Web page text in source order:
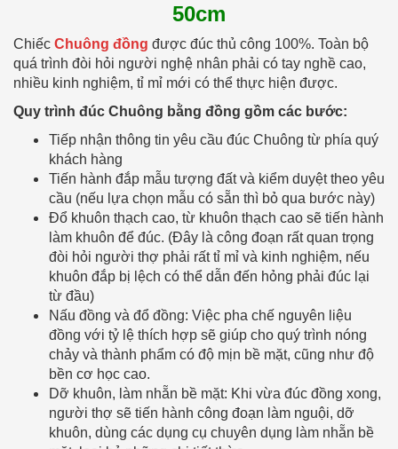
50cm
Chiếc Chuông đồng được đúc thủ công 100%. Toàn bộ
quá trình đòi hỏi người nghệ nhân phải có tay nghề cao,
nhiều kinh nghiệm, tỉ mỉ mới có thể thực hiện được.
Quy trình đúc Chuông bằng đồng gồm các bước:
Tiếp nhận thông tin yêu cầu đúc Chuông từ phía quý
khách hàng
Tiến hành đắp mẫu tượng đất và kiểm duyệt theo yêu
cầu (nếu lựa chọn mẫu có sẵn thì bỏ qua bước này)
Đổ khuôn thạch cao, từ khuôn thạch cao sẽ tiến hành
làm khuôn để đúc. (Đây là công đoạn rất quan trọng
đòi hỏi người thợ phải rất tỉ mỉ và kinh nghiệm, nếu
khuôn đắp bị lệch có thể dẫn đến hỏng phải đúc lại
từ đầu)
Nấu đồng và đổ đồng: Việc pha chế nguyên liệu
đồng với tỷ lệ thích hợp sẽ giúp cho quý trình nóng
chảy và thành phẩm có độ mịn bề mặt, cũng như độ
bền cơ học cao.
Dỡ khuôn, làm nhẵn bề mặt: Khi vừa đúc đồng xong,
người thợ sẽ tiến hành công đoạn làm nguội, dỡ
khuôn, dùng các dụng cụ chuyên dụng làm nhẵn bề